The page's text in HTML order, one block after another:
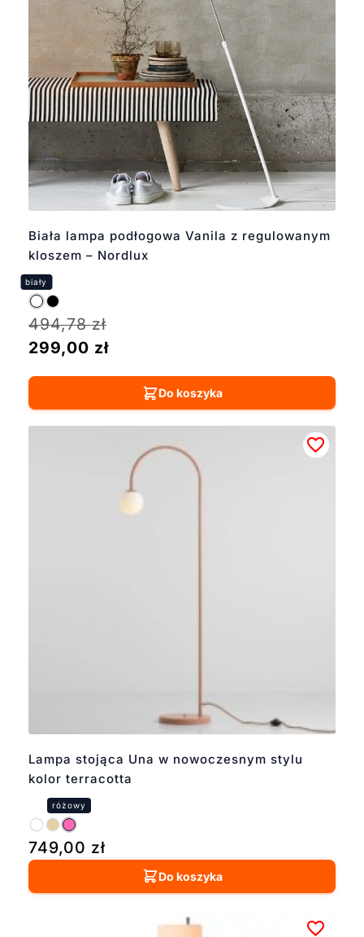
Biała lampa podłogowa Vanila z regulowanym
kloszem – Nordlux
494,78zł
299,00 zł
Do koszyka
Lampa stojąca Una w nowoczesnym stylu
kolor terracotta
749,00 zł
Do koszyka